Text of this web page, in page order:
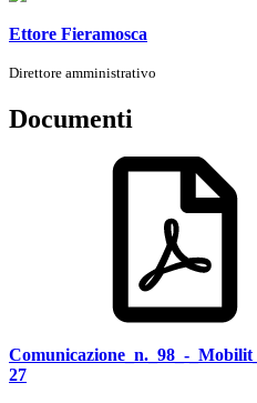
Ettore Fieramosca
Direttore amministrativo
Documenti
Comunicazione_n._98_-
27